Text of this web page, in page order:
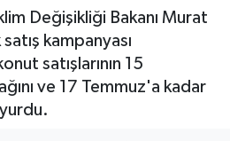
Değişikliği Bakanı Murat
kampanyası
satışlarının 15
ve 17 Temmuz'a kadar